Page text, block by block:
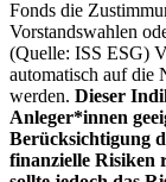
Fonds die
Vorstandswahlen
(Quelle: ISS ESG)
automatisch auf die
werden. Dieser
Anleger*innen
Berücksichtigung
finanzielle Risiken